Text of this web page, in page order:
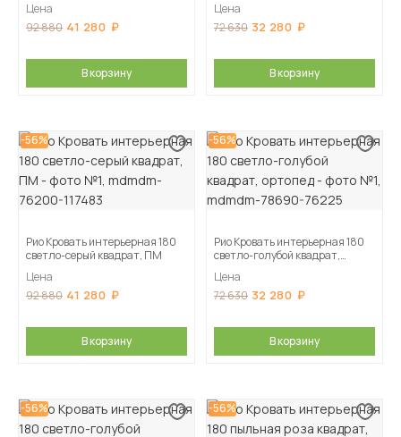
Цена
92 880 41 280
В корзину
Цена
72 630 32 280
В корзину
-56%
Рио Кровать интерьерная 180
светло-серый квадрат, ПМ
Цена
92 880 41 280
В корзину
-56%
Рио Кровать интерьерная 180
светло-голубой квадрат,
Цена
72 630 32 280
В корзину
-56% -56%